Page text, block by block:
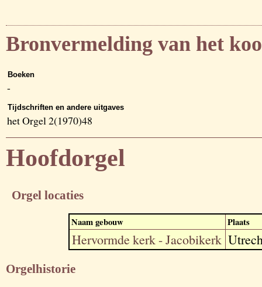
Bronvermelding van het
Boeken
-
Tijdschriften en andere uitgaves
het Orgel 2(1970)48
Hoofdorgel
Orgel locaties
Naam gebouw Plaats
Hervormde kerk - Jacobikerk
Orgelhistorie